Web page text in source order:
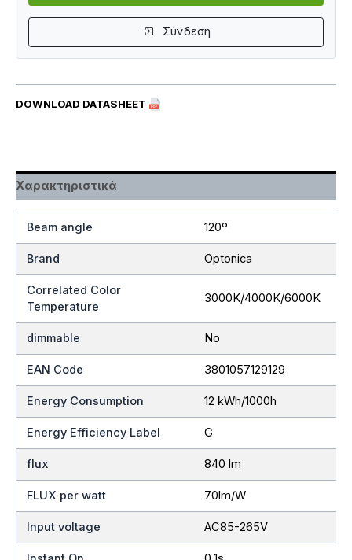
DOWNLOAD DATASHEET
Σύνδεση
Χαρακτηριστικά
Beam angle 120º
Brand Optonica
Correlated Color
Temperature
3000K/4000K/6000K
dimmable No
EAN Code 3801057129129
Energy Consumption 12 kWh/1000h
Energy Efficiency Label G
flux 840 lm
FLUX per watt 70lm/W
Input voltage AC85-265V